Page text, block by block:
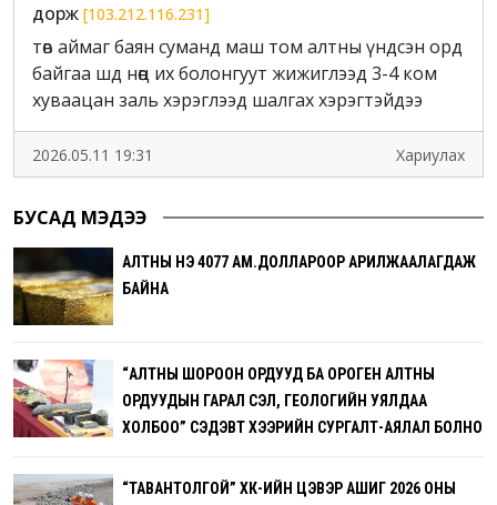
дорж [103.212.116.231]
төв аймаг баян суманд маш том алтны үндсэн орд
байгаа шд нөөц их болонгуут жижиглээд 3-4 ком
хуваацан заль хэрэглээд шалгах хэрэгтэйдээ
2026.05.11 19:31 Хариулах
БУСАД МЭДЭЭ
АЛТНЫ ҮНЭ 4077 АМ.ДОЛЛАРООР АРИЛЖААЛАГДАЖ
БАЙНА
“АЛТНЫ ШОРООН ОРДУУД БА ОРОГЕН АЛТНЫ
ОРДУУДЫН ГАРАЛ ҮҮСЭЛ, ГЕОЛОГИЙН УЯЛДАА
ХОЛБОО” СЭДЭВТ ХЭЭРИЙН СУРГАЛТ-АЯЛАЛ БОЛНО
“ТАВАНТОЛГОЙ” ХК-ИЙН ЦЭВЭР АШИГ 2026 ОНЫ